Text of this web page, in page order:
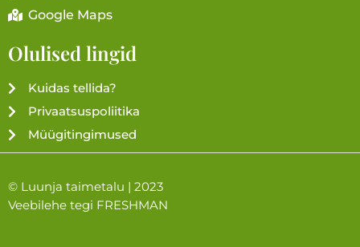
Google Maps
Olulised lingid
Kuidas tellida?
Privaatsuspoliitika
Müügitingimused
© Luunja taimetalu | 2023
Veebilehe tegi FRESHMAN